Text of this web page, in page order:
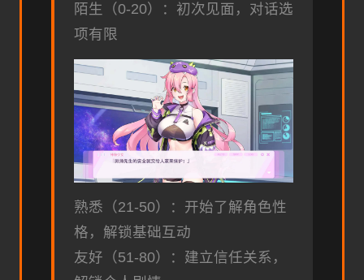
陌生（0-20）：初次见面，对话选
项有限
熟悉（21-50）：开始了解角色性
格，解锁基础互动
友好（51-80）：建立信任关系，